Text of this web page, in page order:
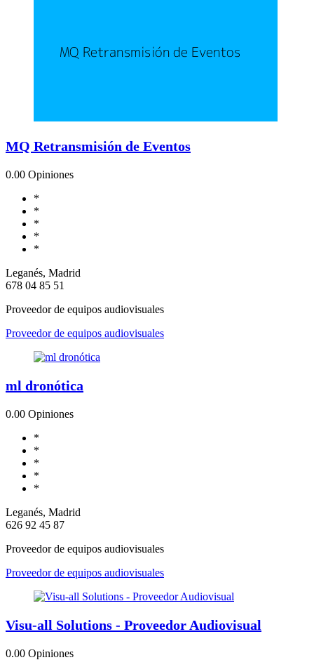
MQ Retransmisión de Eventos
0.00 Opiniones
*
*
*
*
*
Leganés, Madrid
678 04 85 51
Proveedor de equipos audiovisuales
Proveedor de equipos audiovisuales
ml dronótica
0.00 Opiniones
*
*
*
*
*
Leganés, Madrid
626 92 45 87
Proveedor de equipos audiovisuales
Proveedor de equipos audiovisuales
Visu-all Solutions - Proveedor Audiovisual
0.00 Opiniones